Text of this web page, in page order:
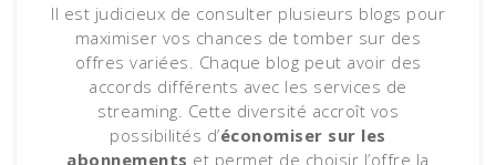
Il est judicieux de consulter plusieurs blogs pour
maximiser vos chances de tomber sur des
offres variées. Chaque blog peut avoir des
accords différents avec les services de
streaming. Cette diversité accroît vos
possibilités d’économiser sur les
abonnements et permet de choisir l’offre la